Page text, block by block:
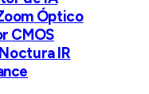
Óptico
CMOS
IR